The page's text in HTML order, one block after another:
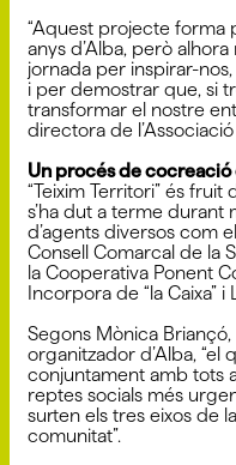
“Aquest projecte forma
anys d’Alba, però
jornada per inspirar-
i per demostrar que, si
transformar el nostre
directora de l’Associació
Un procés de
“Teixim Territori” és
s’ha dut a terme durant
d’agents diversos com
Consell Comarcal de la
la Cooperativa Ponent
Incorpora de “la Caixa”
Segons Mònica
organitzador d’Alba,
conjuntament amb tots
reptes socials més
surten els tres eixos de
comunitat”.